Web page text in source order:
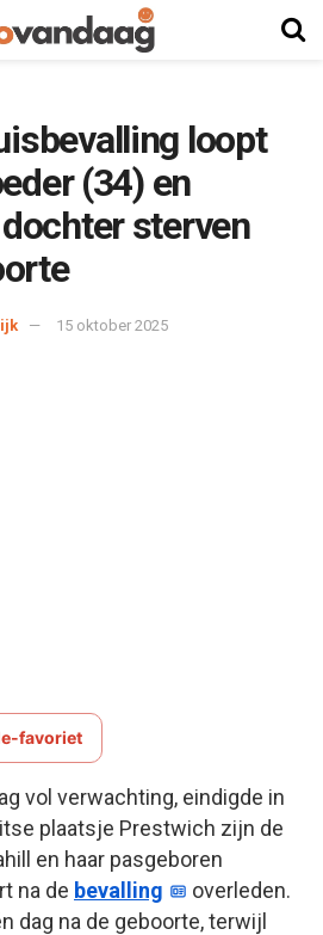
loopt
(34) en
sterven
15 oktober 2025
favoriet
vol verwachting, eindigde in
plaatsje Prestwich zijn de
en haar pasgeboren
na de bevalling
overleden.
dag na de geboorte, terwijl